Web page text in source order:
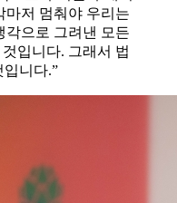
마저 멈춰야 우리는
각으로 그려낸 모든
입니다. 그래서 법
니다.”